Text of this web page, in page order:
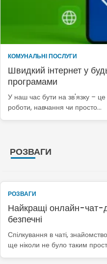
КОМУНАЛЬНІ ПОСЛУГИ
Швидкий інтернет у
програмами
У наш час бути на зв'язку –
роботи, навчання чи просто…
РОЗВАГИ
РОЗВАГИ
Найкращі онлайн-чат-
безпечні
Спілкування в чаті,
ще ніколи не було таким